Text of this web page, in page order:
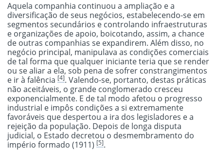
Aquela companhia continuou a ampliação e a
diversificação de seus negócios, estabelecendo-se em
segmentos secundários e controlando infraestruturas
e organizações de apoio, boicotando, assim, a chance
de outras companhias se expandirem. Além disso, no
negócio principal, manipulava as condições comerciais
de tal forma que qualquer iniciante teria que se render
ou se aliar a ela, sob pena de sofrer constrangimentos
e ir à falência [4]. Valendo-se, portanto, destas práticas
não aceitáveis, o grande conglomerado cresceu
exponencialmente. E de tal modo afetou o progresso
industrial e impôs condições a si extremamente
favoráveis que despertou a ira dos legisladores e a
rejeição da população. Depois de longa disputa
judicial, o Estado decretou o desmembramento do
império formado (1911) [5].